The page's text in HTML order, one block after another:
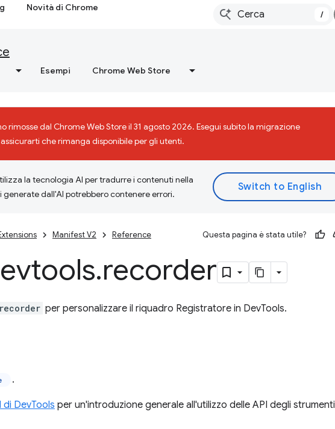
Novità di Chrome
/
Esempi Chrome Web Store
rimosse dal Chrome Web Store il 31 agosto 2026. Esegui subito la migrazione
che rimanga disponibile per gli utenti.
la tecnologia AI per tradurre i contenuti nella
dall'AI potrebbero contenere errori.
Manifest V2 Reference Questa pagina è stata utile?
.recorder
per personalizzare il riquadro Registratore in DevTools.
.
DevTools per un'introduzione generale all'utilizzo delle API degli strumenti